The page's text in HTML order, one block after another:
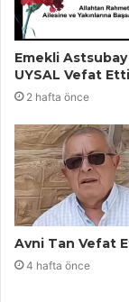
Emekli
UYSAL Vefat
2 hafta önce
Avni Tan Vefat
4 hafta önce